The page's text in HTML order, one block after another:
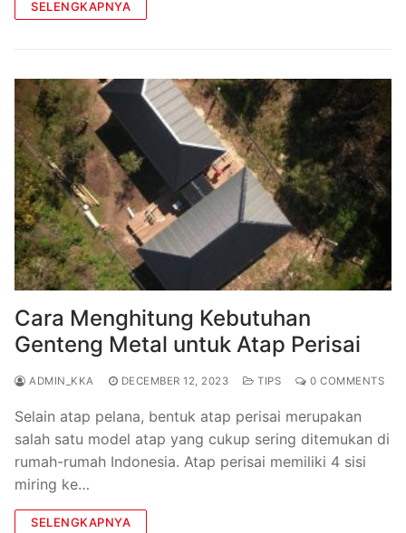
SELENGKAPNYA
Cara Menghitung Kebutuhan
Genteng Metal untuk Atap Perisai
ADMIN_KKA DECEMBER 12, 2023 TIPS 0 COMMENTS
Selain atap pelana, bentuk atap perisai merupakan
salah satu model atap yang cukup sering ditemukan di
rumah-rumah Indonesia. Atap perisai memiliki 4 sisi
miring ke…
SELENGKAPNYA